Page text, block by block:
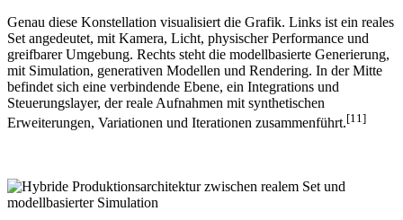
Genau diese Konstellation visualisiert die Grafik. Links ist ein reales
Set angedeutet, mit Kamera, Licht, physischer Performance und
greifbarer Umgebung. Rechts steht die modellbasierte Generierung,
mit Simulation, generativen Modellen und Rendering. In der Mitte
befindet sich eine verbindende Ebene, ein Integrations und
Steuerungslayer, der reale Aufnahmen mit synthetischen
Erweiterungen, Variationen und Iterationen zusammenführt.[11]